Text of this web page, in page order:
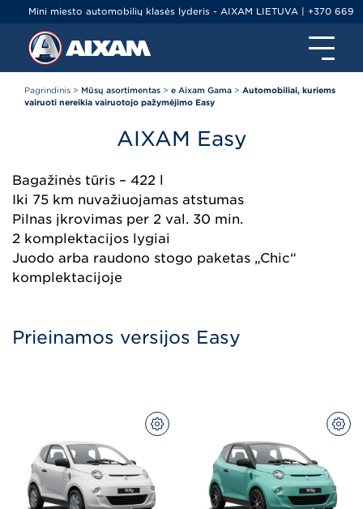
Mini miesto automobilių klasės lyderis - AIXAM LIETUVA | +370 669
79000 | info@ltminiauto.lt
Pagrindinis > Mūsų asortimentas > e Aixam Gama > Automobiliai, kuriems
vairuoti nereikia vairuotojo pažymėjimo Easy
AIXAM Easy
Bagažinės tūris – 422 l
Iki 75 km nuvažiuojamas atstumas
Pilnas įkrovimas per 2 val. 30 min.
2 komplektacijos lygiai
Juodo arba raudono stogo paketas „Chic“
komplektacijoje
Prieinamos versijos Easy
KONFIGURUOTI